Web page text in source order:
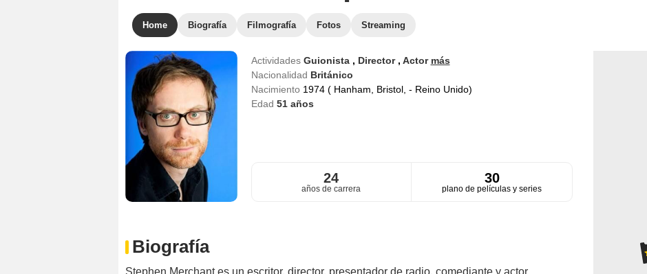
Home Biografía Filmografía Fotos Streaming
Actividades Guionista , Director , Actor más
Nacionalidad Británico
Nacimiento 1974 ( Hanham, Bristol, - Reino Unido)
Edad 51años
24
años de carrera
30
plano de películas y series
Biografía
Stephen Merchant es un escritor, director, presentador de radio, comediante y actor